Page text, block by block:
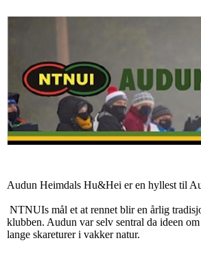
Audun Heimdals Hu&Hei er en hyllest til
NTNUIs mål et at rennet blir en årlig
klubben. Audun var selv sentral da ideen
lange skareturer i vakker natur.